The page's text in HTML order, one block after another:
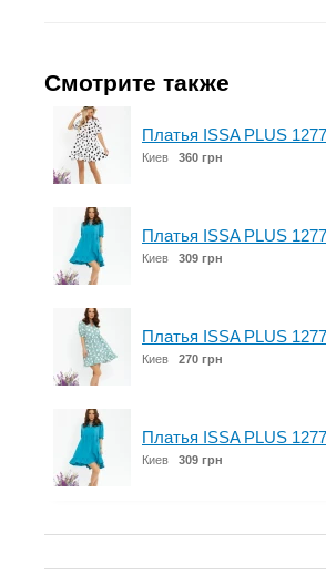
Смотрите также
Платья ISSA PLUS
Киев 360 грн
Платья ISSA PLUS
Киев 309 грн
Платья ISSA PLUS
Киев 270 грн
Платья ISSA PLUS
Киев 309 грн